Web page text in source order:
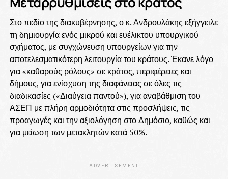
Στο πεδίο της διακυβέρνησης, ο κ. Ανδρουλάκης εξήγγειλε
τη δημιουργία ενός μικρού και ευέλικτου υπουργικού
σχήματος, με συγχώνευση υπουργείων για την
αποτελεσματικότερη λειτουργία του κράτους. Έκανε λόγο
για «καθαρούς ρόλους» σε κράτος, περιφέρειες και
δήμους, για ενίσχυση της διαφάνειας σε όλες τις
διαδικασίες («Διαύγεια παντού»), για αναβάθμιση του
ΑΣΕΠ με πλήρη αρμοδιότητα στις προσλήψεις, τις
προαγωγές και την αξιολόγηση στο Δημόσιο, καθώς και
για μείωση των μετακλητών κατά 50%.
ADVERTISEMENT